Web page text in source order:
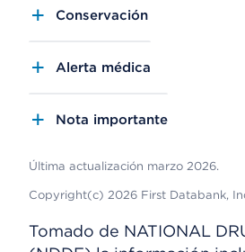
Conservación
Alerta médica
Nota importante
Última actualización marzo 2026.
Copyright(c) 2026 First Databank,
Tomado de NATIONAL